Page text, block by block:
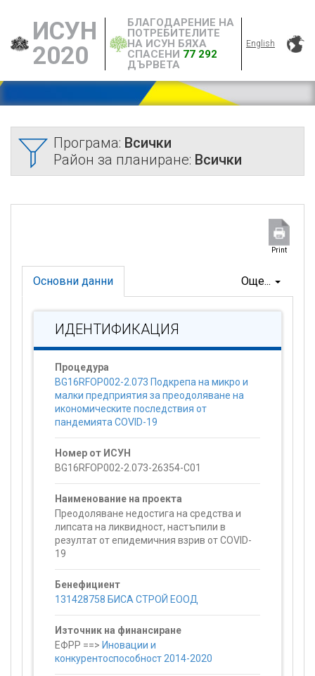
ИСУН
2020
БЛАГОДАРЕНИЕ НА
ПОТРЕБИТЕЛИТЕ
НА ИСУН БЯХА
СПАСЕНИ 77 292
ДЪРВЕТА
English
Програма: Всички
Район за планиране: Всички
Print
Още...
Основни данни
ИДЕНТИФИКАЦИЯ
Процедура
BG16RFOP002-2.073 Подкрепа на микро и
малки предприятия за преодоляване на
икономическите последствия от
пандемията COVID-19
Номер от ИСУН
BG16RFOP002-2.073-26354-C01
Наименование на проекта
Преодоляване недостига на средства и
липсата на ликвидност, настъпили в
резултат от епидемичния взрив от COVID-
19
Бенефициент
131428758 БИСА СТРОЙ ЕООД
Източник на финансиране
ЕФРР ==> Иновации и
конкурентоспособност 2014-2020